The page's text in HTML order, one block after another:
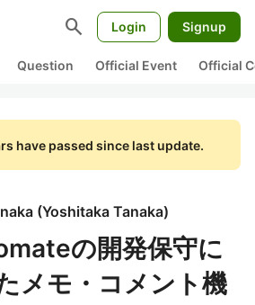
search Login Signup
Question Official Event Official
have passed since last update.
(Yoshitaka Tanaka)
の開発保守に
メモ・コメント機